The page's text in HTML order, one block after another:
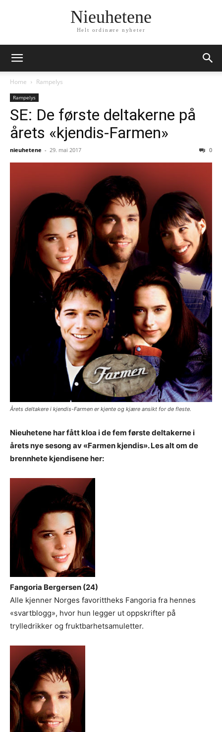
Nieuhetene
Helt ordinære nyheter
Home Rampelys
Rampelys
SE: De første deltakerne på
årets «kjendis-Farmen»
nieuhetene - 29. mai 2017 0
Årets deltakere i kjendis-Farmen er kjente og kjære ansikt for de fleste.
Nieuhetene har fått kloa i de fem første deltakerne i
årets nye sesong av «Farmen kjendis». Les alt om de
brennhete kjendisene her:
Fangoria Bergersen (24)
Alle kjenner Norges favorittheks Fangoria fra hennes
«svartblogg», hvor hun legger ut oppskrifter på
trylledrikker og fruktbarhetsamuletter.